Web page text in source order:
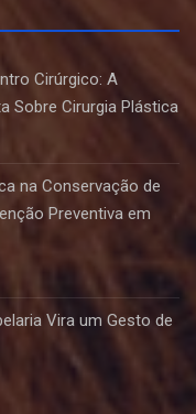
Cirúrgico: A
Sobre Cirurgia Plástica
na Conservação de
Preventiva em
Vira um Gesto de